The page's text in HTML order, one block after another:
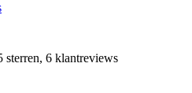
sterren, 6 klantreviews